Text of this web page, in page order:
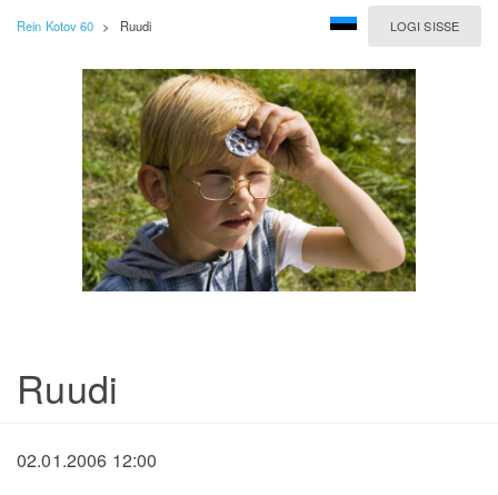
LOGI SISSE
Rein Kotov 60 > Ruudi
Ruudi
02.01.2006 12:00